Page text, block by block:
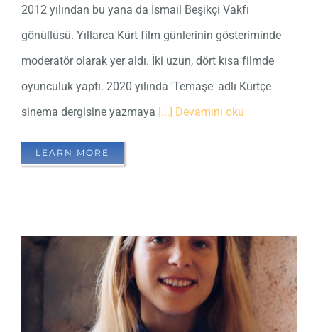
2012 yılından bu yana da İsmail Beşikçi Vakfı
gönüllüsü. Yıllarca Kürt film günlerinin gösteriminde
moderatör olarak yer aldı. İki uzun, dört kısa filmde
oyunculuk yaptı. 2020 yılında 'Temaşe' adlı Kürtçe
sinema dergisine yazmaya [...] Devamını oku
LEARN MORE